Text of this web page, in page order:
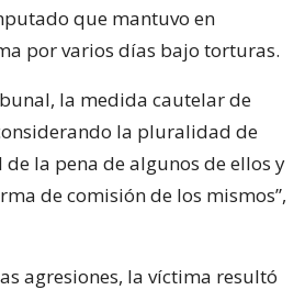
que mantuvo en
por varios días bajo torturas.
la medida cautelar de
la pluralidad de
la pena de algunos de ellos y
de comisión de los mismos”,
agresiones, la víctima resultó